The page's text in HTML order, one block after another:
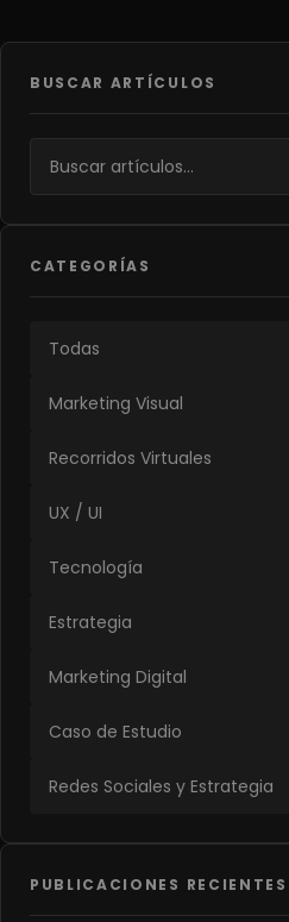
BUSCAR ARTÍCULOS
CATEGORÍAS
Todas
Marketing Visual
Recorridos Virtuales
UX / UI
Tecnología
Estrategia
Marketing Digital
Caso de Estudio
Redes Sociales y Estrategia
PUBLICACIONES RECIENTES